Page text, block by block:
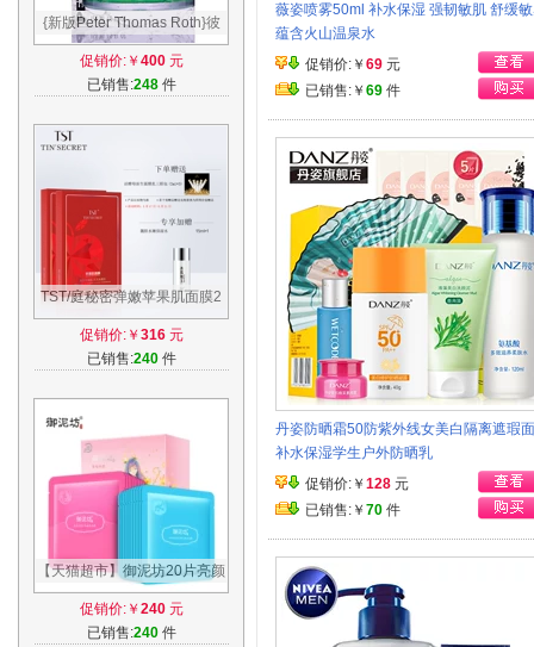
{新版Peter Thomas Roth}彼
得罗夫PTR 小黄瓜面膜150ml
青瓜面膜
促销价:￥ 400元
已销售:248件
TST/庭秘密弹嫩苹果肌面膜2
盒装10片补水保湿 紧致滋润
促销价:￥ 316元
已销售:240件
【天猫超市】御泥坊20片亮颜
水润蚕丝面膜套装 深层补水保
湿亮肤
促销价:￥ 240元
已销售:240件
薇姿喷雾50ml 补水保湿 强韧敏肌 舒缓
蕴含火山温泉水
促销价:￥ 69 元
已销售:￥ 69 件
丹姿防晒霜50防紫外线女美白隔离遮瑕
补水保湿学生户外防晒乳
促销价:￥ 128 元
已销售:￥ 70 件